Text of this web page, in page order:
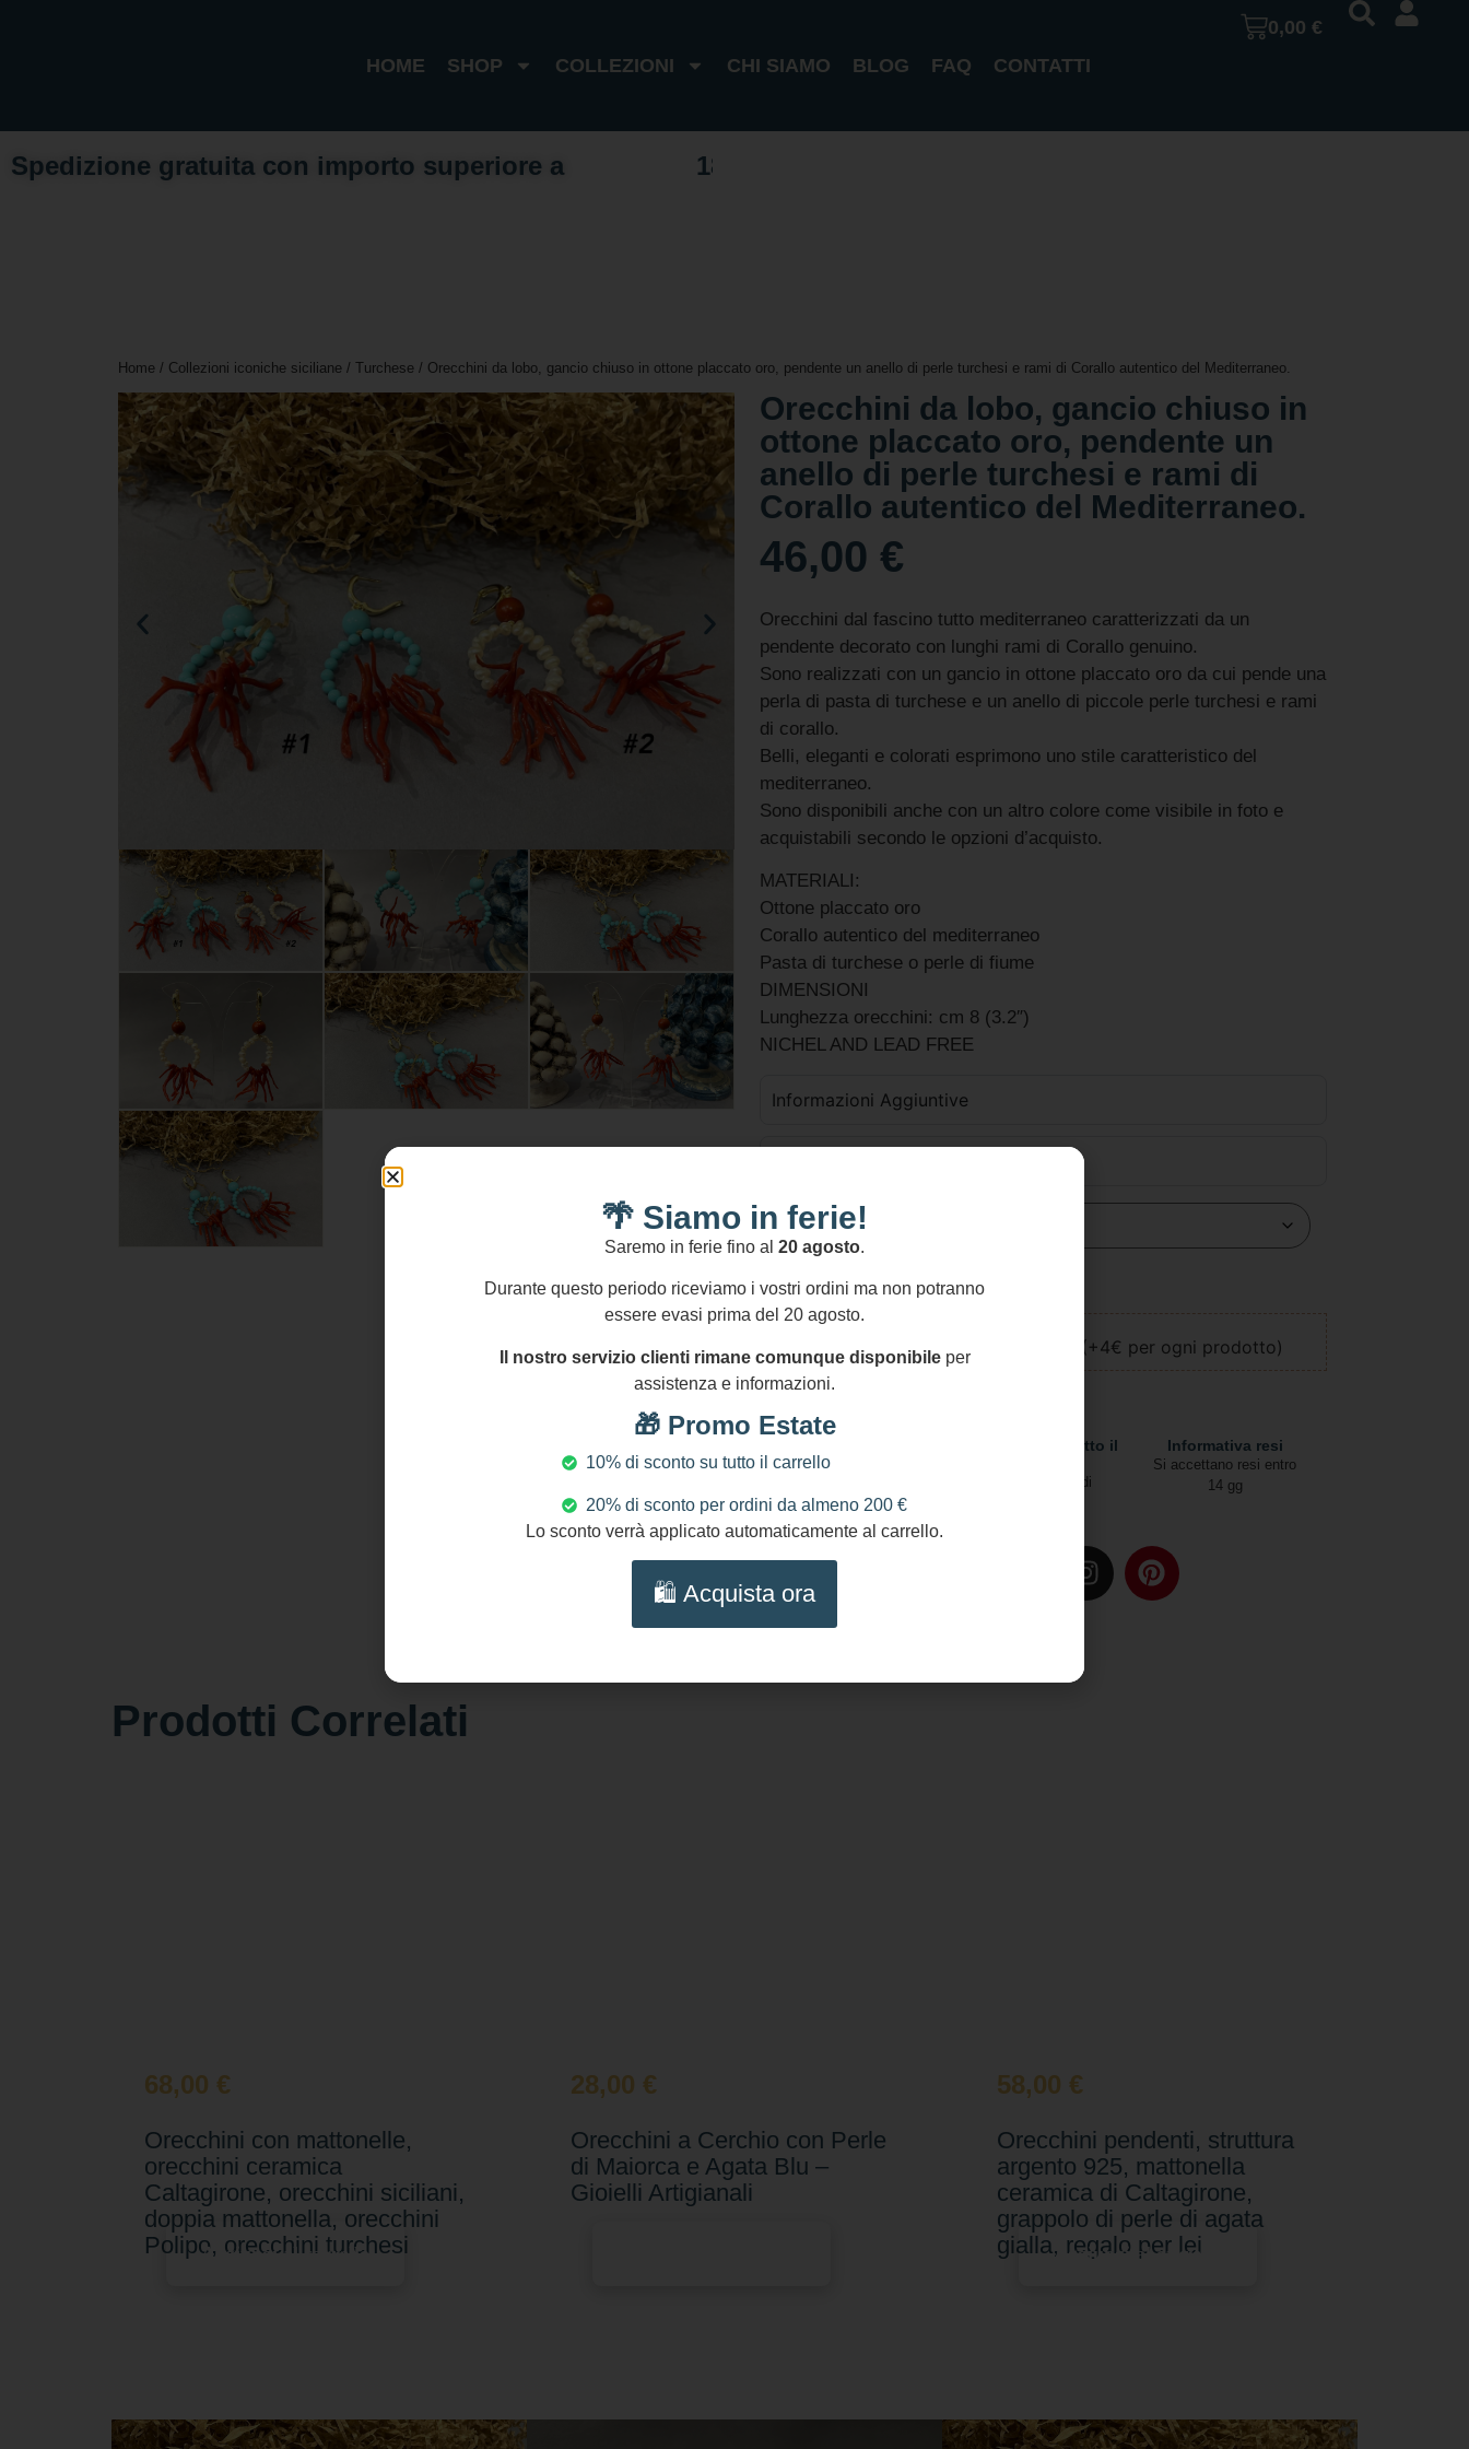
HOME SHOP COLLEZIONI CHI SIAMO BLOG FAQ CONTATTI
0,00€
Spedizione gratuita con importo superiore a 18
Home / Collezioni iconiche siciliane / Turchese / Orecchini da lobo, gancio chiuso in ottone placcato oro, pendente un anello di perle turchesi e rami di Corallo autentico del Mediterraneo.
Orecchini da lobo, gancio chiuso in
ottone placcato oro, pendente un
anello di perle turchesi e rami di
Corallo autentico del Mediterraneo.
46,00 €
Orecchini dal fascino tutto mediterraneo caratterizzati da un
pendente decorato con lunghi rami di Corallo genuino.
Sono realizzati con un gancio in ottone placcato oro da cui pende una
perla di pasta di turchese e un anello di piccole perle turchesi e rami
di corallo.
Belli, eleganti e colorati esprimono uno stile caratteristico del
mediterraneo.
Sono disponibili anche con un altro colore come visibile in foto e
acquistabili secondo le opzioni d’acquisto.
MATERIALI:
Ottone placcato oro
Corallo autentico del mediterraneo
Pasta di turchese o perle di fiume
DIMENSIONI
Lunghezza orecchini: cm 8 (3.2″)
NICHEL AND LEAD FREE
Informazioni Aggiuntive
colore
Aggiungi Al Carrello
Aggiungi confezione regalo (+4€ per ogni prodotto)
Transazioni protette al
Spedizioni in tutto il
Due modalità di
Informativa resi
Si accettano resi entro
14 gg
Prodotti Correlati
68,00 €
Orecchini con mattonelle,
orecchini ceramica
Caltagirone, orecchini siciliani,
doppia mattonella, orecchini
Polipo, orecchini turchesi
Aggiungi al carrello
28,00 €
Orecchini a Cerchio con Perle
di Maiorca e Agata Blu –
Gioielli Artigianali
58,00 €
Orecchini pendenti, struttura
argento 925, mattonella
ceramica di Caltagirone,
grappolo di perle di agata
gialla, regalo per lei
Aggiungi al carrello
🌴 Siamo in ferie!
Saremo in ferie fino al 20 agosto.
Durante questo periodo riceviamo i vostri ordini ma non potranno
essere evasi prima del 20 agosto.
Il nostro servizio clienti rimane comunque disponibileper
assistenza e informazioni.
🎁 Promo Estate
10% di sconto su tutto il carrello
20% di sconto per ordini da almeno 200 €
Lo sconto verrà applicato automaticamente al carrello.
🛍️ Acquista ora